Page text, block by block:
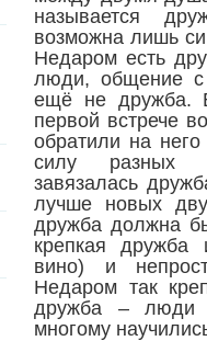
называется
возможна лишь
Недаром есть
люди, общение с
ещё не дружба.
первой встрече
обратили на
силу разных
завязалась
лучше новых
дружба должна
крепкая дружба
вино) и
Недаром так
дружба – люди
многому